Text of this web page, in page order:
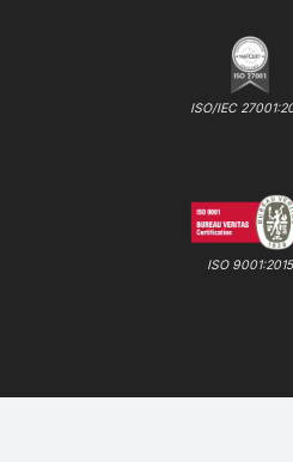
ISO/IEC
ISO 9001:2015